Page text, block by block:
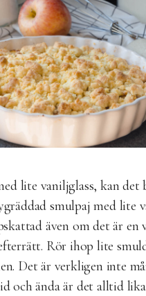
lite vaniljglass, kan det
smulpaj med lite
även om det är en
Rör ihop lite
Det är verkligen inte
och ända är det alltid